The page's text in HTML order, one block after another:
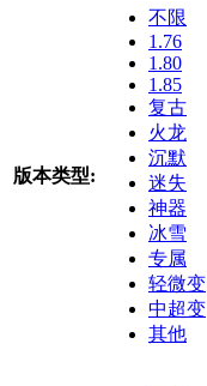
版本类型:
不限
1.76
1.80
1.85
复古
火龙
沉默
迷失
神器
冰雪
专属
轻微变
中超变
其他